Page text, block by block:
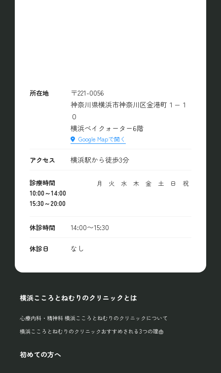
所在地
〒221-0056
神奈川県横浜市神奈川区金港町１−１
０
横浜ベイクォーター6階
Google Mapで開く
アクセス 横浜駅から徒歩3分
診療時間 月 火 水 木 金 土 日 祝
10:00～14:00
15:30～20:00
休診時間 14:00〜15:30
休診日 なし
横浜こころとねむりのクリニックとは
心療内科・精神科 横浜こころとねむりのクリニックについて
横浜こころとねむりのクリニックおすすめされる3つの理由
初めての方へ